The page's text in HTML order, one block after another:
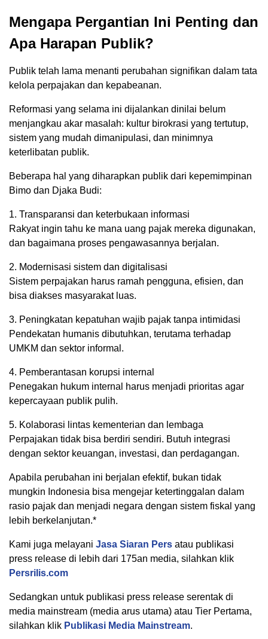
Mengapa Pergantian Ini Penting dan
Apa Harapan Publik?
Publik telah lama menanti perubahan signifikan dalam tata
kelola perpajakan dan kepabeanan.
Reformasi yang selama ini dijalankan dinilai belum
menjangkau akar masalah: kultur birokrasi yang tertutup,
sistem yang mudah dimanipulasi, dan minimnya
keterlibatan publik.
Beberapa hal yang diharapkan publik dari kepemimpinan
Bimo dan Djaka Budi:
1. Transparansi dan keterbukaan informasi
Rakyat ingin tahu ke mana uang pajak mereka digunakan,
dan bagaimana proses pengawasannya berjalan.
2. Modernisasi sistem dan digitalisasi
Sistem perpajakan harus ramah pengguna, efisien, dan
bisa diakses masyarakat luas.
3. Peningkatan kepatuhan wajib pajak tanpa intimidasi
Pendekatan humanis dibutuhkan, terutama terhadap
UMKM dan sektor informal.
4. Pemberantasan korupsi internal
Penegakan hukum internal harus menjadi prioritas agar
kepercayaan publik pulih.
5. Kolaborasi lintas kementerian dan lembaga
Perpajakan tidak bisa berdiri sendiri. Butuh integrasi
dengan sektor keuangan, investasi, dan perdagangan.
Apabila perubahan ini berjalan efektif, bukan tidak
mungkin Indonesia bisa mengejar ketertinggalan dalam
rasio pajak dan menjadi negara dengan sistem fiskal yang
lebih berkelanjutan.*
Kami juga melayani Jasa Siaran Pers atau publikasi
press release di lebih dari 175an media, silahkan klik
Persrilis.com
Sedangkan untuk publikasi press release serentak di
media mainstream (media arus utama) atau Tier Pertama,
silahkan klik Publikasi Media Mainstream.